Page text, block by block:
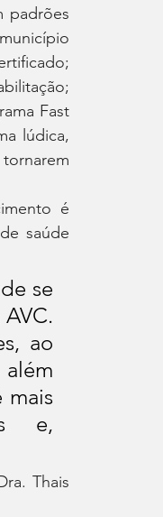
padrões
Fast
lúdica,
é
saúde
se
ao
mais
e,
Thais